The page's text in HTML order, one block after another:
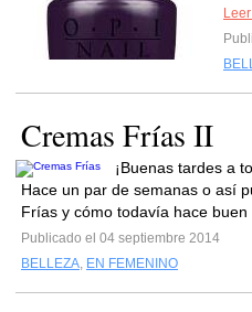
Cremas Frías II
¡Buenas tardes a
Hace un par de semanas o así
Frías y cómo todavía hace buen
Publicado el 04 septiembre 2014
BELLEZA, EN FEMENINO